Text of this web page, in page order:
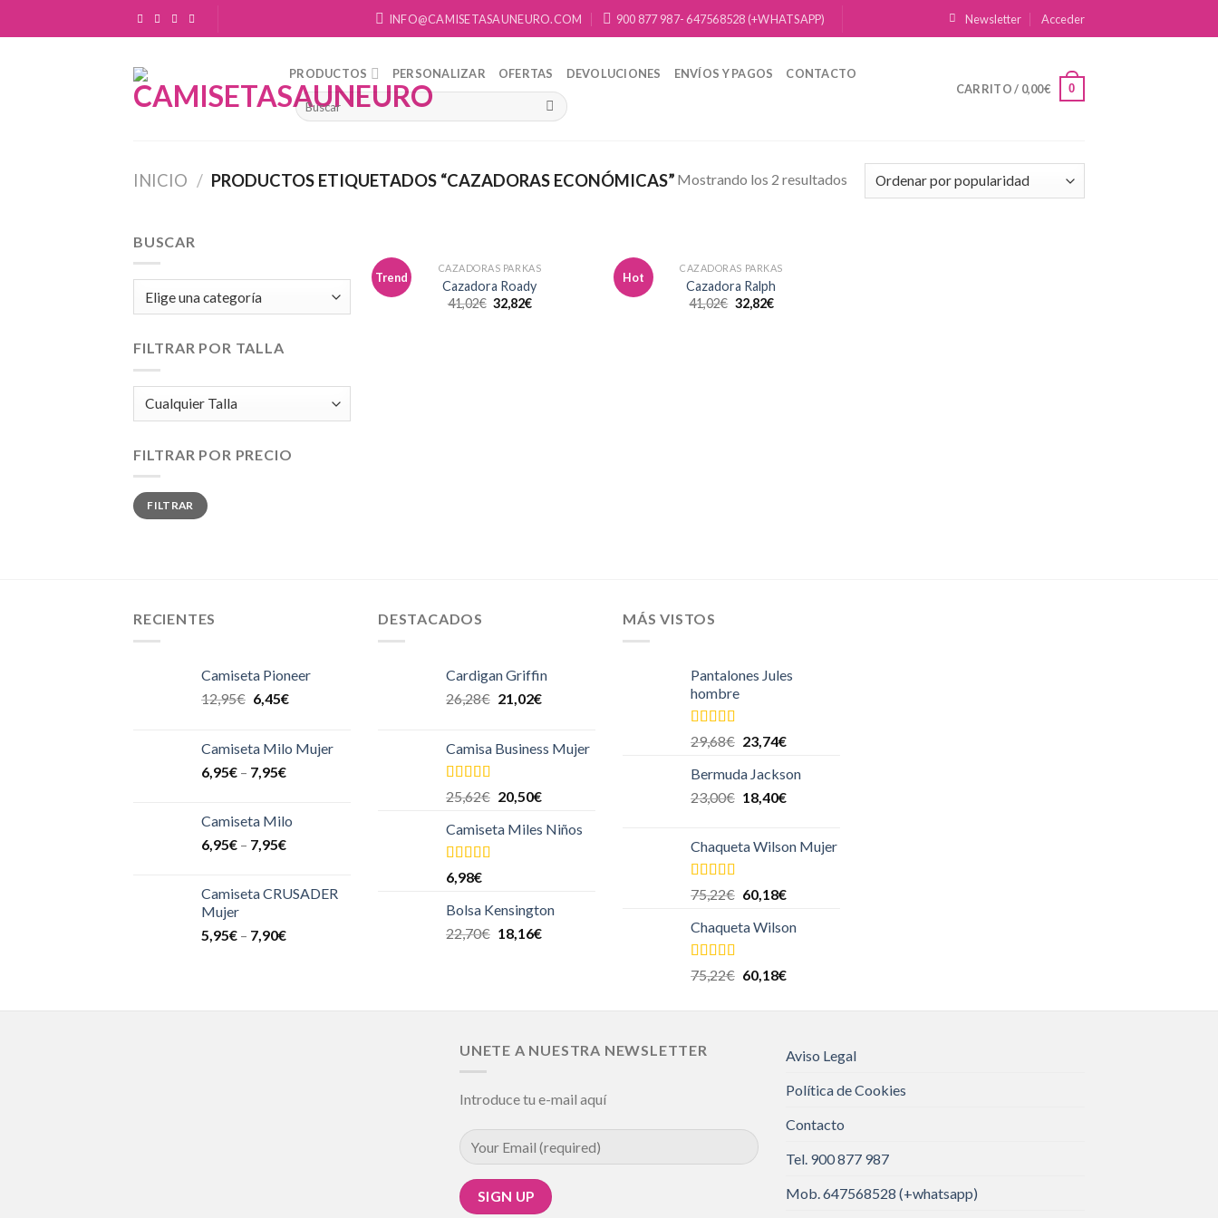
to
INFO@CAMISETASAUNEURO.COM 900 877 987- 647568528 (+WHATSAPP) Newsletter Acceder
PRODUCTOS PERSONALIZAR OFERTAS DEVOLUCIONES ENVÍOS Y PAGOS
CONTACTO
CARRITO / 0,00€ 0
INICIO / PRODUCTOS ETIQUETADOS “CAZADORAS ECONÓMICAS” Mostrando los 2 resultados
BUSCAR
FILTRAR POR TALLA
FILTRAR POR PRECIO
Precio
mínimo
Precio
máximo
FILTRAR
Trend
CAZADORAS PARKAS
Cazadora Roady
41,02€ 32,82€
Hot
CAZADORAS PARKAS
Cazadora Ralph
41,02€ 32,82€
RECIENTES
Camiseta Pioneer
12,95€ 6,45€
Camiseta Milo Mujer
6,95€ – 7,95€
Camiseta Milo
6,95€ – 7,95€
Camiseta CRUSADER
Mujer
5,95€ – 7,90€
DESTACADOS
Cardigan Griffin
26,28€ 21,02€
Camisa Business Mujer
Valorado en
5.00
25,62€ 20,50€
Camiseta Miles Niños
Valorado
en
5
6,98€
Bolsa Kensington
22,70€ 18,16€
MÁS VISTOS
Pantalones Jules
hombre
Valorado en
5.00
29,68€ 23,74€
Bermuda Jackson
23,00€ 18,40€
Chaqueta Wilson Mujer
Valorado en
5.00
75,22€ 60,18€
Chaqueta Wilson
Valorado en
5.00
75,22€ 60,18€
UNETE A NUESTRA NEWSLETTER
Introduce tu e-mail aquí
Aviso Legal
Política de Cookies
Contacto
Tel. 900 877 987
Mob. 647568528 (+whatsapp)